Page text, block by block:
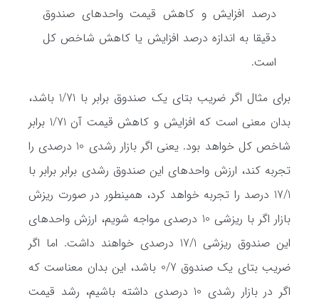
درصد افزایش و کاهش قیمت واحدهای صندوق
دقیقا به اندازه درصد افزایش یا کاهش شاخص کل
است.
برای مثال اگر ضریب بتای یک صندوق برابر با 1/71 باشد،
بدان معنی است که افزایش و کاهش قیمت آن 1/71 برابر
شاخص کل خواهد بود. یعنی اگر بازار رشدی 10 درصدی را
تجربه کند، ارزش واحدهای این صندوق رشدی برابر برابر با
17/1 درصد را تجربه خواهد کرد، همینطور در صورت ریزش
بازار اگر با ریزشی 10 درصدی مواجه شویم، ارزش واحدهای
این صندوق ریزشی 17/1 درصدی خواهند داشت. اما اگر
ضریب بتای یک صندوق 0/7 باشد، این بدان معناست که
اگر در بازار رشدی 10 درصدی داشته باشیم، رشد قیمت‌